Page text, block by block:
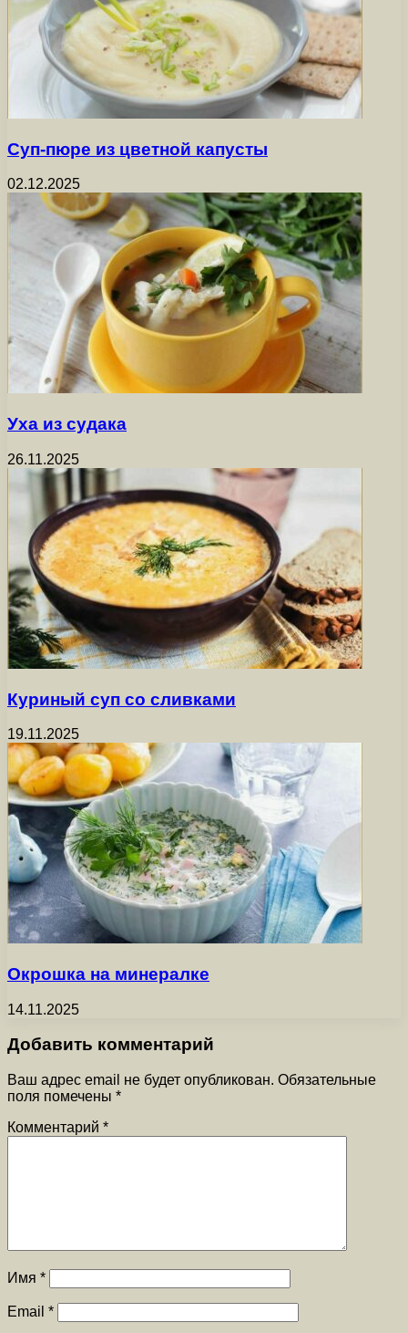
Суп-пюре из цветной капусты
02.12.2025
Уха из судака
26.11.2025
Куриный суп со сливками
19.11.2025
Окрошка на минералке
14.11.2025
Добавить комментарий
Ваш адрес email не будет опубликован. Обязательные
поля помечены *
Комментарий *
Имя *
Email *